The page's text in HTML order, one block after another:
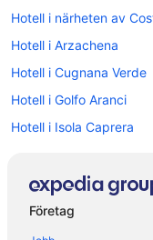
Hotell i närheten av
Hotell i Arzachena
Hotell i Cugnana Verde
Hotell i Golfo Aranci
Hotell i Isola Caprera
Hotell i Palau
Hotell i Pittulongu
Hotell i Porto Cervo
Företag